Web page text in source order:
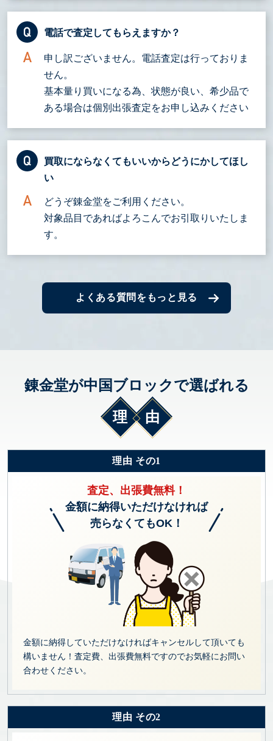
電話で査定してもらえますか？
申し訳ございません。電話査定は行っておりま
せん。
基本量り買いになる為、状態が良い、希少品で
ある場合は個別出張査定をお申し込みください
買取にならなくてもいいからどうにかしてほし
い
どうぞ錬金堂をご利用ください。
対象品目であればよろこんでお引取りいたしま
す。
よくある質問をもっと見る
錬金堂が中国ブロックで選ばれる
理由
理由 その1
査定、出張費無料！
金額に納得いただけなければ
売らなくてもOK！
金額に納得していただけなければキャンセルして頂いても
構いません！査定費、出張費無料ですのでお気軽にお問い
合わせください。
理由 その2